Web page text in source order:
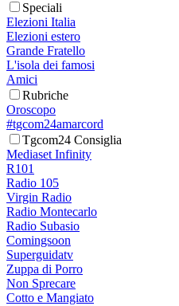
Speciali
Elezioni Italia
Elezioni estero
Grande Fratello
L'isola dei famosi
Amici
Rubriche
Oroscopo
#tgcom24amarcord
Tgcom24 Consiglia
Mediaset Infinity
R101
Radio 105
Virgin Radio
Radio Montecarlo
Radio Subasio
Comingsoon
Superguidatv
Zuppa di Porro
Non Sprecare
Cotto e Mangiato